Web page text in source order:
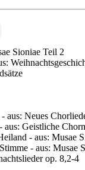
Sioniae Teil 2
aus: Neues
Geistliche
- aus: Musae
- aus: Musae
op. 8,2-4